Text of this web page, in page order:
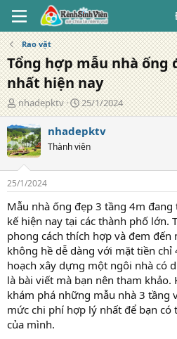
Rao vặt
Tổng hợp mẫu nhà ống
nhất hiện nay
T
á
c
g
i
ả
nhadepktv
N
g
à
y
đ
g
25/1/2024
nhadepktv
Thành viên
25/1/2024
Mẫu nhà ống đẹp 3 tầng 4m
kế hiện nay tại các thành phố lớn.
phong cách thích hợp và đem
không hề dễ dàng với mặt tiền chỉ
hoạch xây dựng một ngôi nhà có
là bài viết mà bạn nên tham khảo.
khám phá những mẫu nhà 3 tầng
mức chi phí hợp lý nhất để bạn
của mình.